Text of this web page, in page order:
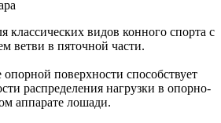
классических видов конного спорта с
ветви в пяточной части.
опорной поверхности способствует
распределения нагрузки в опорно-
аппарате лошади.